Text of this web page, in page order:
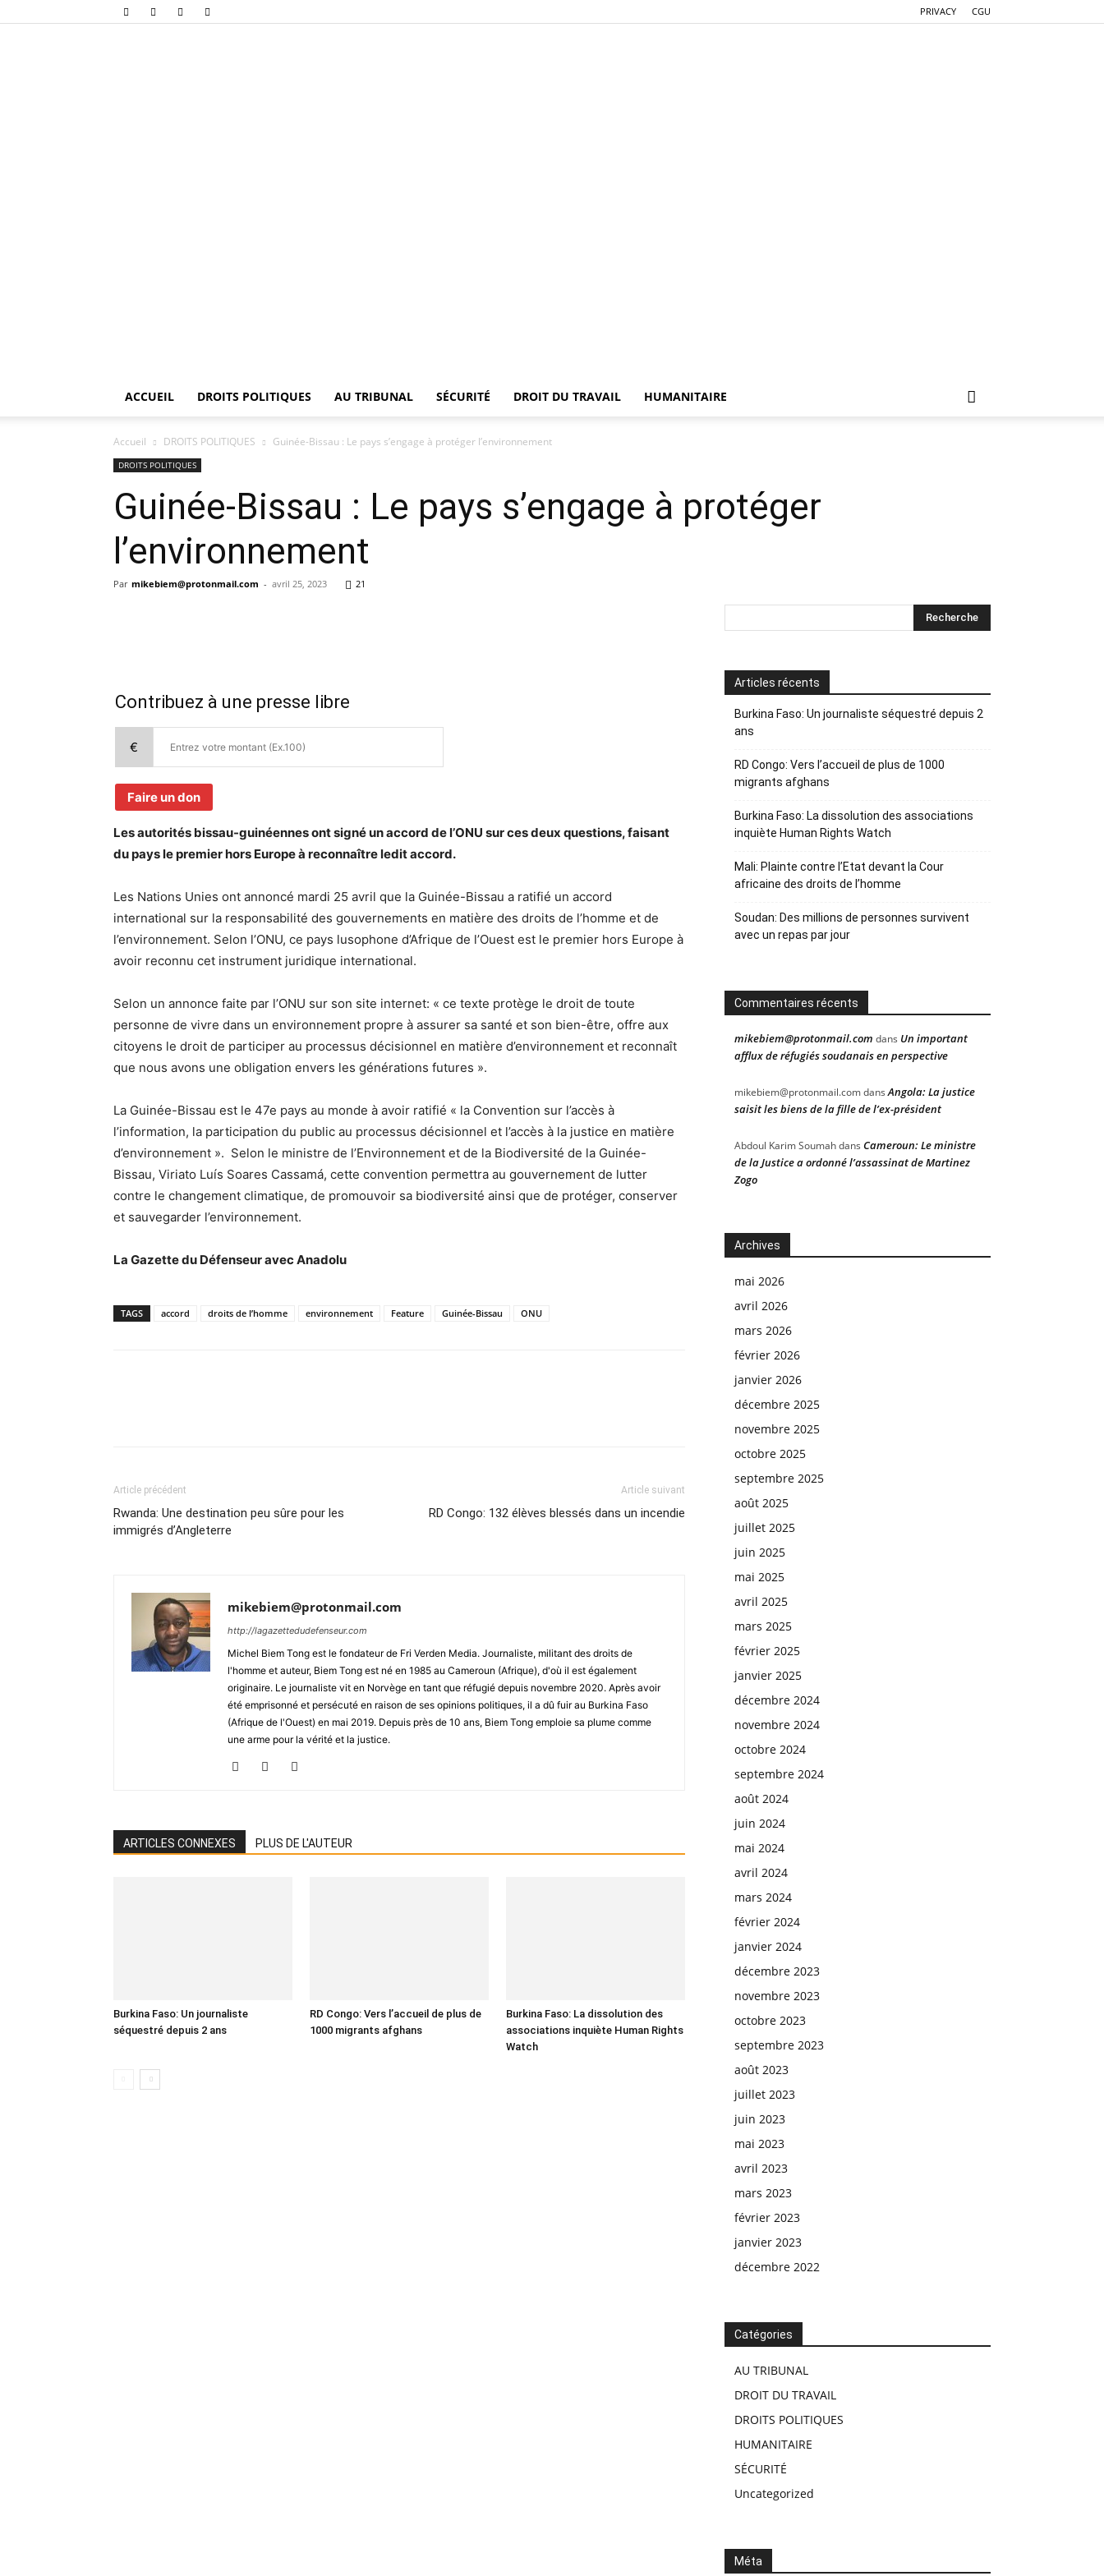
PRIVACY CGU
ACCUEIL DROITS POLITIQUES AU TRIBUNAL SÉCURITÉ DROIT DU TRAVAIL HUMANITAIRE
Accueil DROITS POLITIQUES Guinée-Bissau : Le pays s’engage à protéger l’environnement
DROITS POLITIQUES
Guinée-Bissau : Le pays s’engage à protéger
l’environnement
Par mikebiem@protonmail.com - avril 25, 2023 21
Contribuez à une presse libre
€
Faire un don
Les autorités bissau-guinéennes ont signé un accord de l’ONU sur ces deux questions, faisant
du pays le premier hors Europe à reconnaître ledit accord.
Les Nations Unies ont annoncé mardi 25 avril que la Guinée-Bissau a ratifié un accord
international sur la responsabilité des gouvernements en matière des droits de l’homme et de
l’environnement. Selon l’ONU, ce pays lusophone d’Afrique de l’Ouest est le premier hors Europe à
avoir reconnu cet instrument juridique international.
Selon un annonce faite par l’ONU sur son site internet: « ce texte protège le droit de toute
personne de vivre dans un environnement propre à assurer sa santé et son bien-être, offre aux
citoyens le droit de participer au processus décisionnel en matière d’environnement et reconnaît
que nous avons une obligation envers les générations futures ».
La Guinée-Bissau est le 47e pays au monde à avoir ratifié « la Convention sur l’accès à
l’information, la participation du public au processus décisionnel et l’accès à la justice en matière
d’environnement ». Selon le ministre de l’Environnement et de la Biodiversité de la Guinée-
Bissau, Viriato Luís Soares Cassamá, cette convention permettra au gouvernement de lutter
contre le changement climatique, de promouvoir sa biodiversité ainsi que de protéger, conserver
et sauvegarder l’environnement.
La Gazette du Défenseur avec Anadolu
TAGS accord droits de l’homme environnement Feature Guinée-Bissau ONU
Article précédent
Rwanda: Une destination peu sûre pour les
immigrés d’Angleterre
Article suivant
RD Congo: 132 élèves blessés dans un incendie
mikebiem@protonmail.com
http://lagazettedudefenseur.com
Michel Biem Tong est le fondateur de Fri Verden Media. Journaliste, militant des droits de
l'homme et auteur, Biem Tong est né en 1985 au Cameroun (Afrique), d'où il est également
originaire. Le journaliste vit en Norvège en tant que réfugié depuis novembre 2020. Après avoir
été emprisonné et persécuté en raison de ses opinions politiques, il a dû fuir au Burkina Faso
(Afrique de l'Ouest) en mai 2019. Depuis près de 10 ans, Biem Tong emploie sa plume comme
une arme pour la vérité et la justice.
ARTICLES CONNEXES PLUS DE L'AUTEUR
Burkina Faso: Un journaliste
séquestré depuis 2 ans
RD Congo: Vers l’accueil de plus de
1000 migrants afghans
Burkina Faso: La dissolution des
associations inquiète Human Rights
Watch
Articles récents
Burkina Faso: Un journaliste séquestré depuis 2
ans
RD Congo: Vers l’accueil de plus de 1000
migrants afghans
Burkina Faso: La dissolution des associations
inquiète Human Rights Watch
Mali: Plainte contre l’Etat devant la Cour
africaine des droits de l’homme
Soudan: Des millions de personnes survivent
avec un repas par jour
Commentaires récents
mikebiem@protonmail.com dans Un important
afflux de réfugiés soudanais en perspective
mikebiem@protonmail.comdansAngola: La justice
saisit les biens de la fille de l’ex-président
Abdoul Karim Soumahdans Cameroun: Le ministre
de la Justice a ordonné l’assassinat de Martinez
Zogo
Archives
mai 2026
avril 2026
mars 2026
février 2026
janvier 2026
décembre 2025
novembre 2025
octobre 2025
septembre 2025
août 2025
juillet 2025
juin 2025
mai 2025
avril 2025
mars 2025
février 2025
janvier 2025
décembre 2024
novembre 2024
octobre 2024
septembre 2024
août 2024
juin 2024
mai 2024
avril 2024
mars 2024
février 2024
janvier 2024
décembre 2023
novembre 2023
octobre 2023
septembre 2023
août 2023
juillet 2023
juin 2023
mai 2023
avril 2023
mars 2023
février 2023
janvier 2023
décembre 2022
Catégories
AU TRIBUNAL
DROIT DU TRAVAIL
DROITS POLITIQUES
HUMANITAIRE
SÉCURITÉ
Uncategorized
Méta